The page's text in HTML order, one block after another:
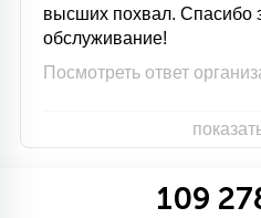
высших похвал. Спасибо
обслуживание!
Посмотреть ответ
109